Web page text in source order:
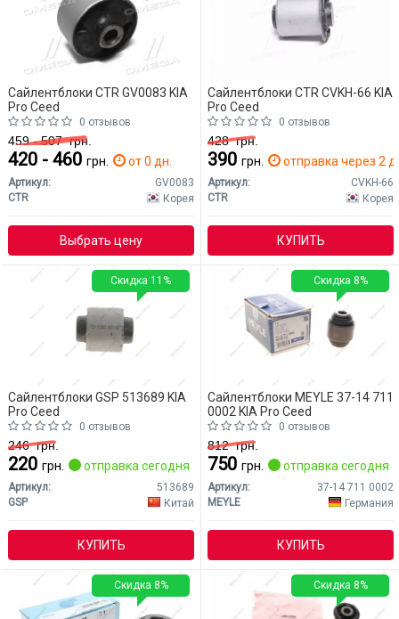
Сайлентблоки CTR GV0083 KIA
Pro Ceed
0 отзывов
459 - 507грн.
420 - 460 грн. от 0 дн.
Артикул:
GV0083
CTR
Корея
Выбрать цену
Сайлентблоки CTR CVKH-66 KIA
Pro Ceed
0 отзывов
428грн.
390 грн. отправка через 2
Артикул:
CVKH-66
CTR
Корея
КУПИТЬ
Сайлентблоки GSP 513689 KIA
Pro Ceed
0 отзывов
246грн.
220 грн. отправка сегодня
Артикул:
513689
GSP
Китай
КУПИТЬ
Скидка 11%
Сайлентблоки MEYLE 37-14 711
0002 KIA Pro Ceed
0 отзывов
812грн.
750 грн. отправка сегодня
Артикул:
37-14 711 0002
MEYLE
Германия
КУПИТЬ
Скидка 8%
Скидка 8% Скидка 8%